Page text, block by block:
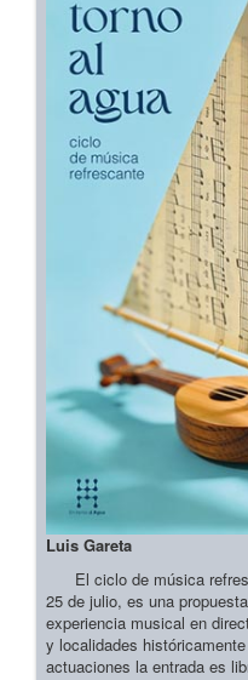
Luis Gareta
El ciclo de música
25 de julio, es una
experiencia musical en
y localidades
actuaciones la entrada es